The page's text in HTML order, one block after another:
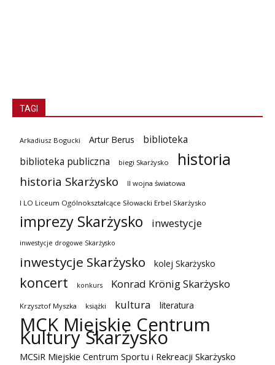
TAGI
Arkadiusz Bogucki Artur Berus
biblioteka
biblioteka publiczna
biegi Skarżysko historia
historia Skarżysko II wojna światowa
I LO Liceum Ogólnokształcące Słowacki Erbel Skarżysko
imprezy Skarżysko inwestycje
inwestycje drogowe Skarżysko
inwestycje Skarżysko kolej Skarżysko
koncert konkurs Konrad Krönig Skarżysko
Krzysztof Myszka książki kultura literatura
MCK Miejskie Centrum
Kultury Skarżysko
MCSiR Miejskie Centrum Sportu i Rekreacji Skarżysko